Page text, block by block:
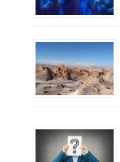
insolites, culture
Storeofficiel)